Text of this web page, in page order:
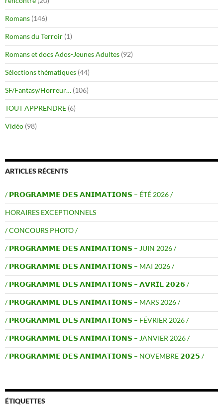
Romans (146)
Romans du Terroir (1)
Romans et docs Ados-Jeunes Adultes (92)
Sélections thématiques (44)
SF/Fantasy/Horreur… (106)
TOUT APPRENDRE (6)
Vidéo (98)
ARTICLES RÉCENTS
/ 𝗣𝗥𝗢𝗚𝗥𝗔𝗠𝗠𝗘 𝗗𝗘𝗦 𝗔𝗡𝗜𝗠𝗔𝗧𝗜𝗢𝗡𝗦 – ÉTÉ 2026 /
HORAIRES EXCEPTIONNELS
/ CONCOURS PHOTO /
/ 𝗣𝗥𝗢𝗚𝗥𝗔𝗠𝗠𝗘 𝗗𝗘𝗦 𝗔𝗡𝗜𝗠𝗔𝗧𝗜𝗢𝗡𝗦 – JUIN 2026 /
/ 𝗣𝗥𝗢𝗚𝗥𝗔𝗠𝗠𝗘 𝗗𝗘𝗦 𝗔𝗡𝗜𝗠𝗔𝗧𝗜𝗢𝗡𝗦 – MAI 2026 /
/ 𝗣𝗥𝗢𝗚𝗥𝗔𝗠𝗠𝗘 𝗗𝗘𝗦 𝗔𝗡𝗜𝗠𝗔𝗧𝗜𝗢𝗡𝗦 – 𝗔𝗩𝗥𝗜𝗟 𝟮𝟬𝟮𝟲 /
/ 𝗣𝗥𝗢𝗚𝗥𝗔𝗠𝗠𝗘 𝗗𝗘𝗦 𝗔𝗡𝗜𝗠𝗔𝗧𝗜𝗢𝗡𝗦 – MARS 2026 /
/ 𝗣𝗥𝗢𝗚𝗥𝗔𝗠𝗠𝗘 𝗗𝗘𝗦 𝗔𝗡𝗜𝗠𝗔𝗧𝗜𝗢𝗡𝗦 – FÉVRIER 2026 /
/ 𝗣𝗥𝗢𝗚𝗥𝗔𝗠𝗠𝗘 𝗗𝗘𝗦 𝗔𝗡𝗜𝗠𝗔𝗧𝗜𝗢𝗡𝗦 – JANVIER 2026 /
/ 𝗣𝗥𝗢𝗚𝗥𝗔𝗠𝗠𝗘 𝗗𝗘𝗦 𝗔𝗡𝗜𝗠𝗔𝗧𝗜𝗢𝗡𝗦 – NOVEMBRE 𝟮𝟬𝟮𝟱 /
ÉTIQUETTES